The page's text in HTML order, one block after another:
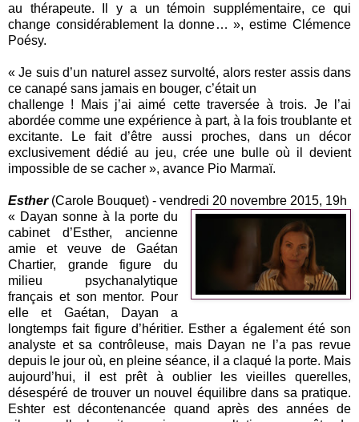
au thérapeute. Il y a un témoin supplémentaire, ce qui
change considérablement la donne… », estime Clémence
Poésy.
« Je suis d’un naturel assez survolté, alors rester assis dans
ce canapé sans jamais en bouger, c’était un
challenge ! Mais j’ai aimé cette traversée à trois. Je l’ai
abordée comme une expérience à part, à la fois troublante et
excitante. Le fait d’être aussi proches, dans un décor
exclusivement dédié au jeu, crée une bulle où il devient
impossible de se cacher », avance Pio Marmaï.
Esther(Carole Bouquet) - vendredi 20 novembre 2015, 19h
« Dayan sonne à la porte du
cabinet d’Esther, ancienne
amie et veuve de Gaétan
Chartier, grande figure du
milieu psychanalytique
français et son mentor. Pour
elle et Gaétan, Dayan a
longtemps fait figure d’héritier. Esther a également été son
analyste et sa contrôleuse, mais Dayan ne l’a pas revue
depuis le jour où, en pleine séance, il a claqué la porte. Mais
aujourd’hui, il est prêt à oublier les vieilles querelles,
désespéré de trouver un nouvel équilibre dans sa pratique.
Eshter est décontenancée quand après des années de